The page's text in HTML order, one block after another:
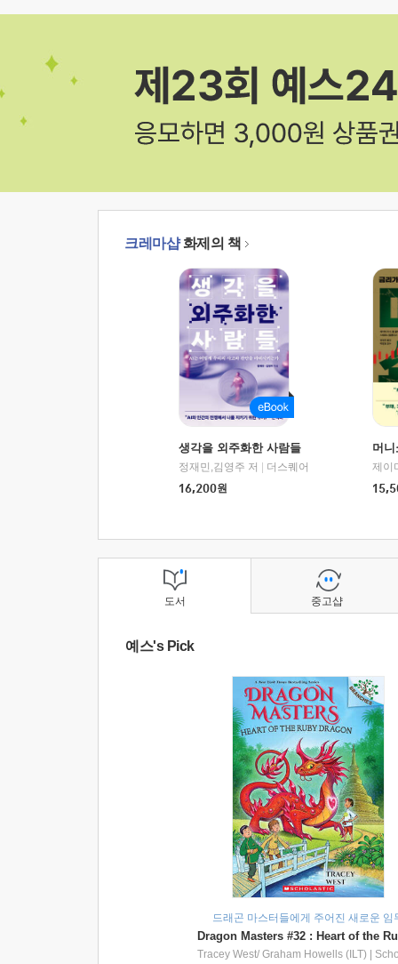
크레마샵화제의 책
생각을 외주화한 사람들
정재민,김영주 저
더스퀘어
16,200원
머
도서
예스's Pick
드래곤 마스터들에게 주어진 새로운 임
Tracey West/ Graham Howells (ILT)
중고샵